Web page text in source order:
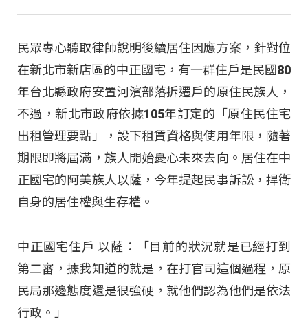
民眾專心聽取律師說明後續居住因應方案，針對位
在新北市新店區的中正國宅，有一群住戶是民國80
年台北縣政府安置河濱部落拆遷戶的原住民族人，
不過，新北市政府依據105年訂定的「原住民住宅
出租管理要點」，設下租賃資格與使用年限，隨著
期限即將屆滿，族人開始憂心未來去向。居住在中
正國宅的阿美族人以薩，今年提起民事訴訟，捍衛
自身的居住權與生存權。
中正國宅住戶 以薩：「目前的狀況就是已經打到
第二審，據我知道的就是，在打官司這個過程，原
民局那邊態度還是很強硬，就他們認為他們是依法
行政。」